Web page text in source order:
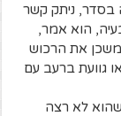
בסדר, ניתק קשר
הוא אמר,
את הרכוש
גוועת ברעב עם
לא רצה